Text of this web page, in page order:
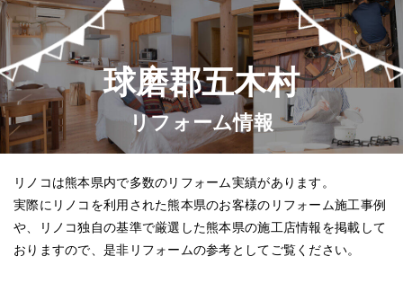
球磨郡五木村
リフォーム情報
リノコは熊本県内で多数のリフォーム実績があります。
実際にリノコを利用された熊本県のお客様のリフォーム施工事例
や、リノコ独自の基準で厳選した熊本県の施工店情報を掲載して
おりますので、是非リフォームの参考としてご覧ください。